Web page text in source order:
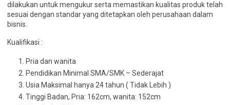
dilakukan untuk mengukur serta memastikan kualitas produk telah
sesuai dengan standar yang ditetapkan oleh perusahaan dalam
bisnis.
Kualifikasi :
Pria dan wanita
Pendidikan Minimal SMA/SMK – Sederajat
Usia Maksimal hanya 24 tahun ( Tidak Lebih )
Tinggi Badan, Pria: 162cm, wanita: 152cm